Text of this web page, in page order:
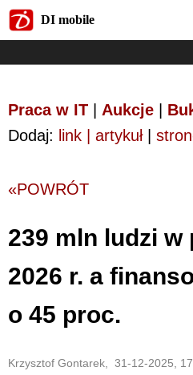
DI mobile
Praca w IT Aukcje
Dodaj: link | artykuł|
«POWRÓT
239 mln ludzi w
2026 r. a
o 45 proc.
Krzysztof Gontarek, 31-12-2025,
DI mobile